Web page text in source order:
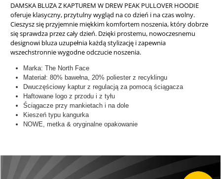
DAMSKA BLUZA Z KAPTUREM W DREW PEAK PULLOVER HOODIE
oferuje klasyczny, przytulny wygląd na co dzień i na czas wolny.
Cieszysz się przyjemnie miękkim komfortem noszenia, który dobrze
się sprawdza przez cały dzień. Dzięki prostemu, nowoczesnemu
designowi bluza uzupełnia każdą stylizację i zapewnia
wszechstronnie wygodne odczucie noszenia.
Marka: The North Face
Materiał: 80% bawełna, 20% poliester z recyklingu
Dwuczęściowy kaptur z regulacją za pomocą ściągacza
Haftowane logo z przodu i z tyłu
Ściągacze przy mankietach i na dole
Kieszeń typu kangurka
NOWE, metka & oryginalne opakowanie